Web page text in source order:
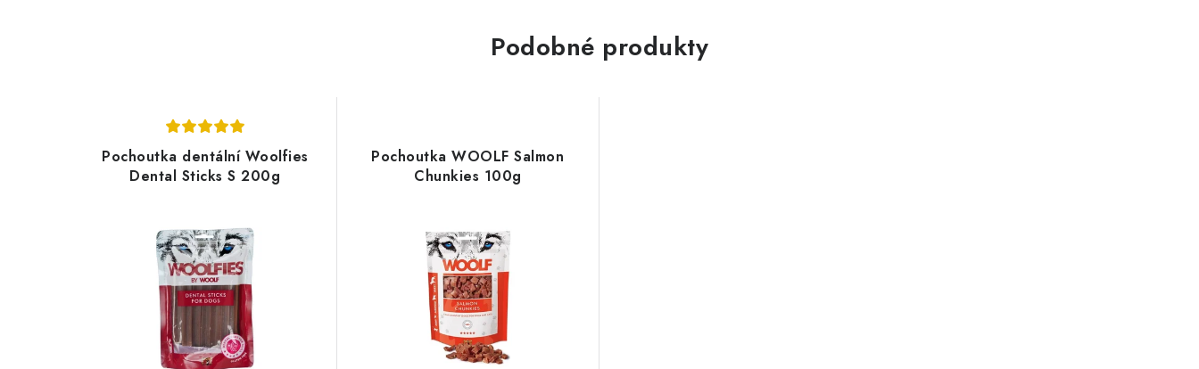
Podobné produkty
Pochoutka dentální Woolfies
Dental Sticks S 200g
Pochoutka WOOLF Salmon
Chunkies 100g